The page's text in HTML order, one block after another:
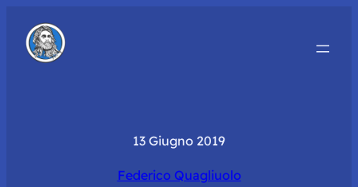
13 Giugno 2019
Federico Quagliuolo